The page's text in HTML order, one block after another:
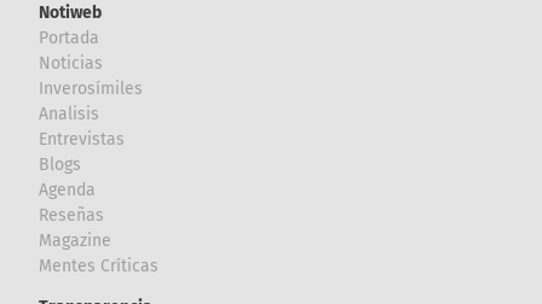
Notiweb
Portada
Noticias
Inverosímiles
Analisis
Entrevistas
Blogs
Agenda
Reseñas
Magazine
Mentes Críticas